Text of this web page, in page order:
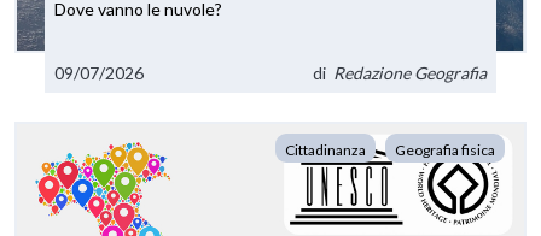
Dove vanno le nuvole?
09/07/2026 di Redazione Geografia
Cittadinanza Geografia fisica